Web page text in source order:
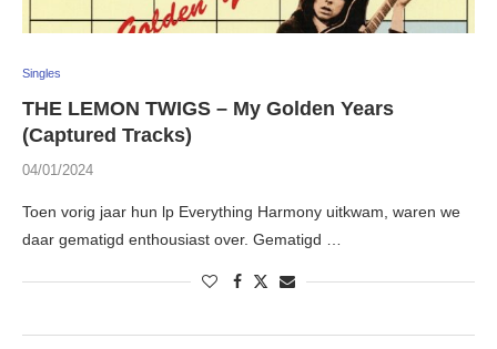
Singles
THE LEMON TWIGS – My Golden Years
(Captured Tracks)
04/01/2024
Toen vorig jaar hun lp Everything Harmony uitkwam, waren we
daar gematigd enthousiast over. Gematigd …